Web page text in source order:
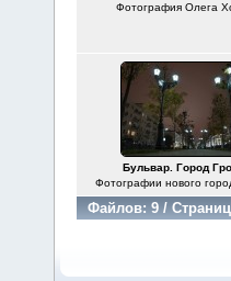
Фотография Олега
Бульвар. Город
Фотографии нового
Файлов: 9 /